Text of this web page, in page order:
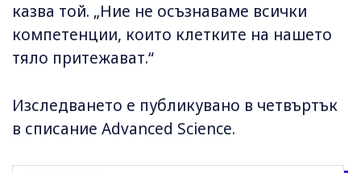
казва той. „Ние не осъзнаваме всички
компетенции, които клетките на нашето
тяло притежават.“
Изследването е публикувано в четвъртък
в списание Advanced Science.